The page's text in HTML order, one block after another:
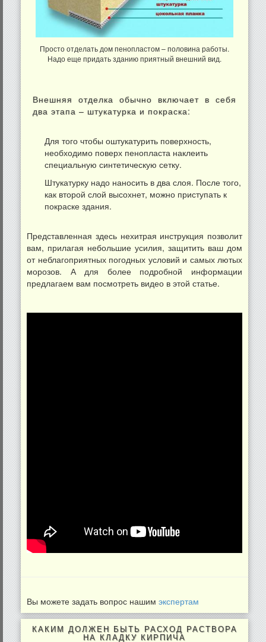
Просто отделать дом пенопластом – половина работы.
Надо еще придать зданию приятный внешний вид.
Внешняя отделка обычно включает в себя
два этапа – штукатурка и покраска:
Для того чтобы оштукатурить поверхность,
необходимо поверх пенопласта наклеить
специальную синтетическую сетку.
Штукатурку надо наносить в два слоя. После того,
как второй слой высохнет, можно приступать к
покраске здания.
Представленная здесь нехитрая инструкция позволит
вам, прилагая небольшие усилия, защитить ваш дом
от неблагоприятных погодных условий и самых лютых
морозов. А для более подробной информации
предлагаем вам посмотреть видео в этой статье.
Вы можете задать вопрос нашим экспертам
КАКИМ ДОЛЖЕН БЫТЬ РАСХОД РАСТВОРА
НА КЛАДКУ КИРПИЧА